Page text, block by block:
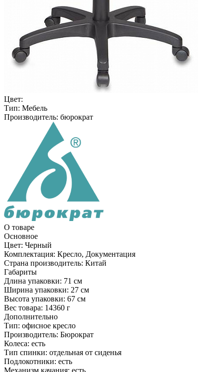
Цвет:
Тип: Мебель
Производитель: бюрократ
О товаре
Основное
Цвет: Черный
Комплектация: Кресло, Документация
Страна производитель: Китай
Габариты
Длина упаковки: 71 см
Ширина упаковки: 27 см
Высота упаковки: 67 см
Вес товара: 14360 г
Дополнительно
Тип: офисное кресло
Производитель: Бюрократ
Колеса: есть
Тип спинки: отдельная от сиденья
Подлокотники: есть
Механизм качания: есть